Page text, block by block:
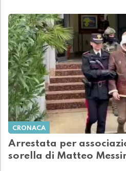
CRONACA
Arrestata per
sorella di Matteo